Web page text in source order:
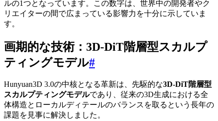
ルの1つとなっています。この数字は、世界中の開発者やク
リエイターの間で広まっている影響力を十分に示していま
す。
画期的な技術：3D-DiT階層型スカルプ
ティングモデル#
Hunyuan3D 3.0の中核となる革新は、先駆的な3D-DiT階層型
スカルプティングモデルであり、従来の3D生成における全
体構造とローカルディテールのバランスを取るという長年の
課題を見事に解決しました。